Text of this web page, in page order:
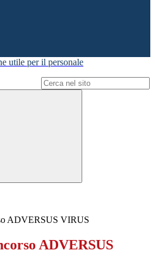
utile per il personale
ADVERSUS VIRUS
ADVERSUS